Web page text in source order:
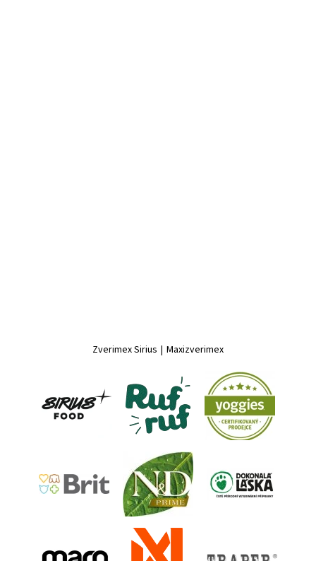
Zverimex Sirius | Maxizverimex